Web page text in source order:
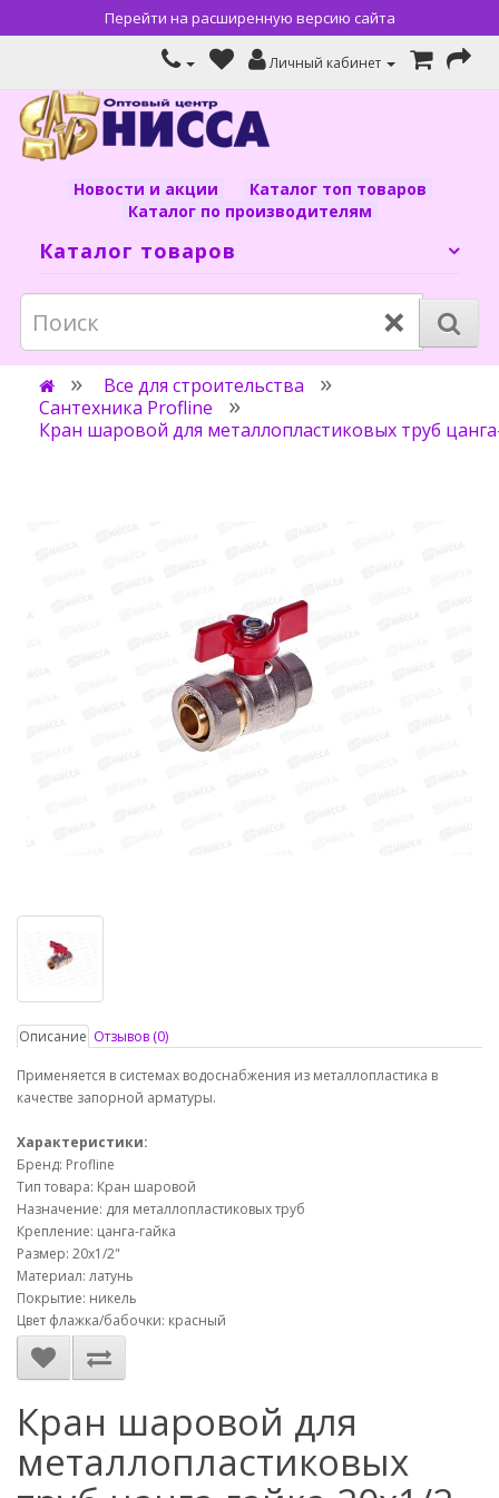
Перейти на расширенную версию сайта
Личный кабинет
Новости и акции
Каталог топ товаров
Каталог по производителям
Каталог товаров
×
Все для строительства
Сантехника Profline
Кран шаровой для металлопластиковых труб
Описание Отзывов (0)
Применяется в системах водоснабжения из металлопластика в
качестве запорной арматуры.
Характеристики:
Бренд: Profline
Тип товара: Кран шаровой
Назначение: для металлопластиковых труб
Крепление: цанга-гайка
Размер: 20х1/2"
Материал: латунь
Покрытие: никель
Цвет флажка/бабочки: красный
Кран шаровой для
металлопластиковых